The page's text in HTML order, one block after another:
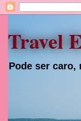
Travel
Pode ser caro,